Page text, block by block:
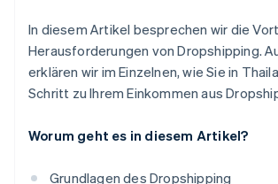
In diesem Artikel besprechen wir die
Herausforderungen von Dropshipping.
erklären wir im Einzelnen, wie Sie in
Schritt zu Ihrem Einkommen aus
Worum geht es in diesem Artikel?
Grundlagen des Dropshipping